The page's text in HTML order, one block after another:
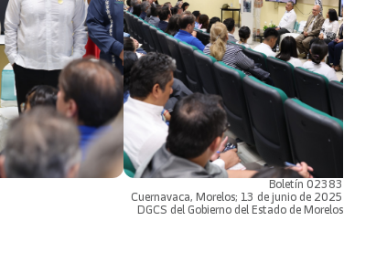
Boletín 02383
Cuernavaca, Morelos; 13 de junio de 2025
DGCS del Gobierno del Estado de Morelos